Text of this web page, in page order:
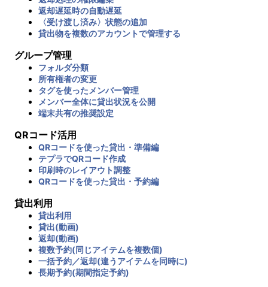
返却遅延時の自動遅延
〈受け渡し済み〉状態の追加
貸出物を複数のアカウントで管理する
グループ管理
フォルダ分類
所有権者の変更
タグを使ったメンバー管理
メンバー全体に貸出状況を公開
端末共有の推奨設定
QRコード活用
QRコードを使った貸出・準備編
テプラでQRコード作成
印刷時のレイアウト調整
QRコードを使った貸出・予約編
貸出利用
貸出利用
貸出(動画)
返却(動画)
複数予約(同じアイテムを複数個)
一括予約／返却(違うアイテムを同時に)
長期予約(期間指定予約)